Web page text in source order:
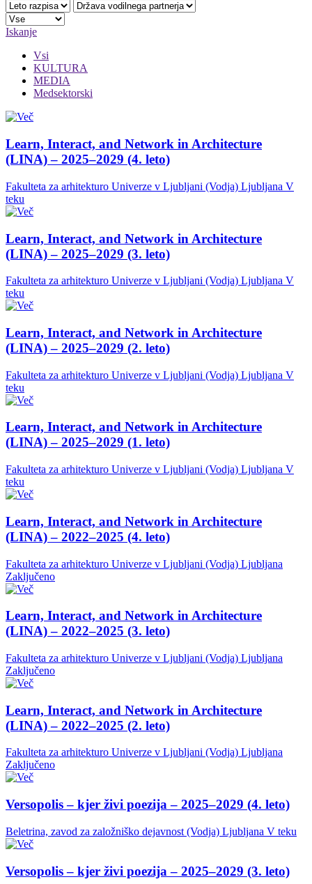
Iskanje
Vsi
KULTURA
MEDIA
Medsektorski
Learn, Interact, and Network in Architecture
(LINA) – 2025–2029 (4. leto)
Fakulteta za arhitekturo Univerze v Ljubljani (Vodja) Ljubljana V
teku
Learn, Interact, and Network in Architecture
(LINA) – 2025–2029 (3. leto)
Fakulteta za arhitekturo Univerze v Ljubljani (Vodja) Ljubljana V
teku
Learn, Interact, and Network in Architecture
(LINA) – 2025–2029 (2. leto)
Fakulteta za arhitekturo Univerze v Ljubljani (Vodja) Ljubljana V
teku
Learn, Interact, and Network in Architecture
(LINA) – 2025–2029 (1. leto)
Fakulteta za arhitekturo Univerze v Ljubljani (Vodja) Ljubljana V
teku
Learn, Interact, and Network in Architecture
(LINA) – 2022–2025 (4. leto)
Fakulteta za arhitekturo Univerze v Ljubljani (Vodja) Ljubljana
Zaključeno
Learn, Interact, and Network in Architecture
(LINA) – 2022–2025 (3. leto)
Fakulteta za arhitekturo Univerze v Ljubljani (Vodja) Ljubljana
Zaključeno
Learn, Interact, and Network in Architecture
(LINA) – 2022–2025 (2. leto)
Fakulteta za arhitekturo Univerze v Ljubljani (Vodja) Ljubljana
Zaključeno
Versopolis – kjer živi poezija – 2025–2029 (4. leto)
Beletrina, zavod za založniško dejavnost (Vodja) Ljubljana V teku
Versopolis – kjer živi poezija – 2025–2029 (3. leto)